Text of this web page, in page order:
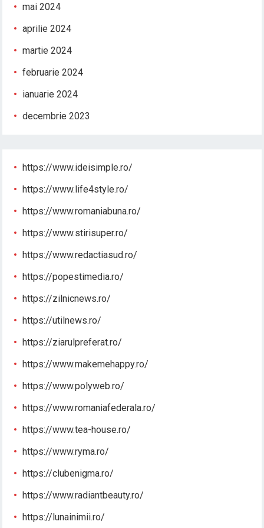
mai 2024
aprilie 2024
martie 2024
februarie 2024
ianuarie 2024
decembrie 2023
https://www.ideisimple.ro/
https://www.life4style.ro/
https://www.romaniabuna.ro/
https://www.stirisuper.ro/
https://www.redactiasud.ro/
https://popestimedia.ro/
https://zilnicnews.ro/
https://utilnews.ro/
https://ziarulpreferat.ro/
https://www.makemehappy.ro/
https://www.polyweb.ro/
https://www.romaniafederala.ro/
https://www.tea-house.ro/
https://www.ryma.ro/
https://clubenigma.ro/
https://www.radiantbeauty.ro/
https://lunainimii.ro/